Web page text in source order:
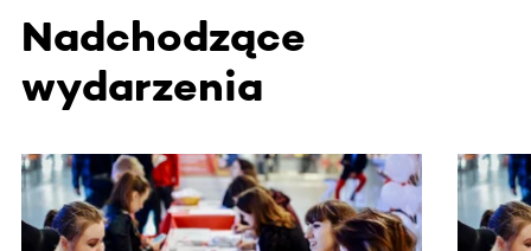
Nadchodzące
wydarzenia
Ta sekcja zawiera treści przewijane w poziomie. Użyj